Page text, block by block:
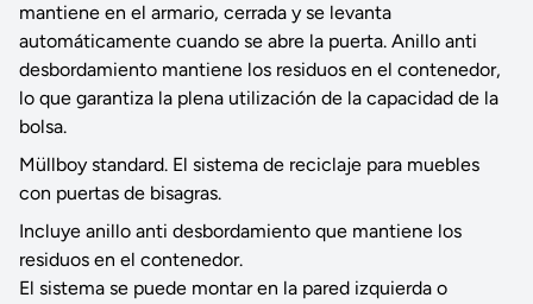
mantiene en el armario, cerrada y se levanta
automáticamente cuando se abre la puerta. Anillo anti
desbordamiento mantiene los residuos en el contenedor,
lo que garantiza la plena utilización de la capacidad de la
bolsa.
Müllboy standard. El sistema de reciclaje para muebles
con puertas de bisagras.
Incluye anillo anti desbordamiento que mantiene los
residuos en el contenedor.
El sistema se puede montar en la pared izquierda o